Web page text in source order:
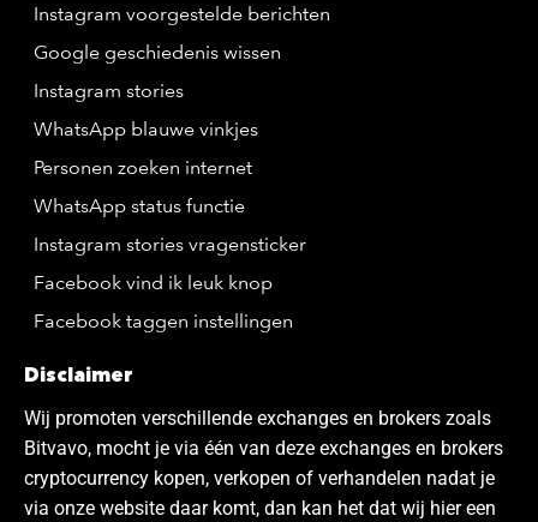
Instagram voorgestelde berichten
Google geschiedenis wissen
Instagram stories
WhatsApp blauwe vinkjes
Personen zoeken internet
WhatsApp status functie
Instagram stories vragensticker
Facebook vind ik leuk knop
Facebook taggen instellingen
Disclaimer
Wij promoten verschillende exchanges en brokers zoals
Bitvavo, mocht je via één van deze exchanges en brokers
cryptocurrency kopen, verkopen of verhandelen nadat je
via onze website daar komt, dan kan het dat wij hier een